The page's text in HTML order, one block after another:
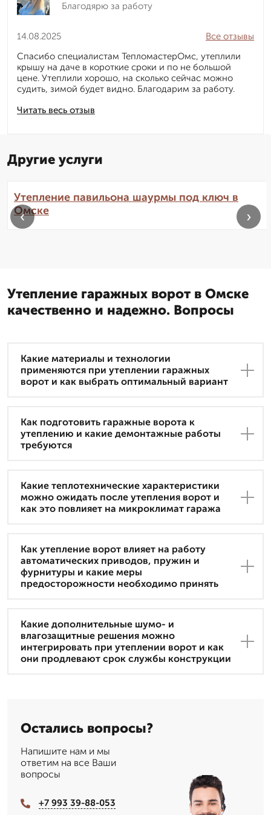
Благодярю за работу
14.08.2025
Читать весь отзыв
Все отзывы
Спасибо специалистам ТепломастерОмс, утеплили
крышу на даче в короткие сроки и по не большой
цене. Утеплили хорошо, на сколько сейчас можно
судить, зимой будет видно. Благодарим за работу.
Другие услуги
Утепление павильона шаурмы под ключ в
Омске
‹ ›
Утепление гаражных ворот в Омске
качественно и надежно. Вопросы
Какие материалы и технологии
применяются при утеплении гаражных
ворот и как выбрать оптимальный вариант
Как подготовить гаражные ворота к
утеплению и какие демонтажные работы
требуются
Какие теплотехнические характеристики
можно ожидать после утепления ворот и
как это повлияет на микроклимат гаража
Как утепление ворот влияет на работу
автоматических приводов, пружин и
фурнитуры и какие меры
предосторожности необходимо принять
Какие дополнительные шумо- и
влагозащитные решения можно
интегрировать при утеплении ворот и как
они продлевают срок службы конструкции
Остались вопросы?
Напишите нам и мы
ответим на все Ваши
вопросы
+7 993 39-88-053